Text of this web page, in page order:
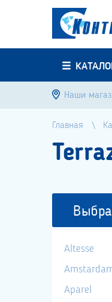
Наши
Главная
Altesse
Aparel